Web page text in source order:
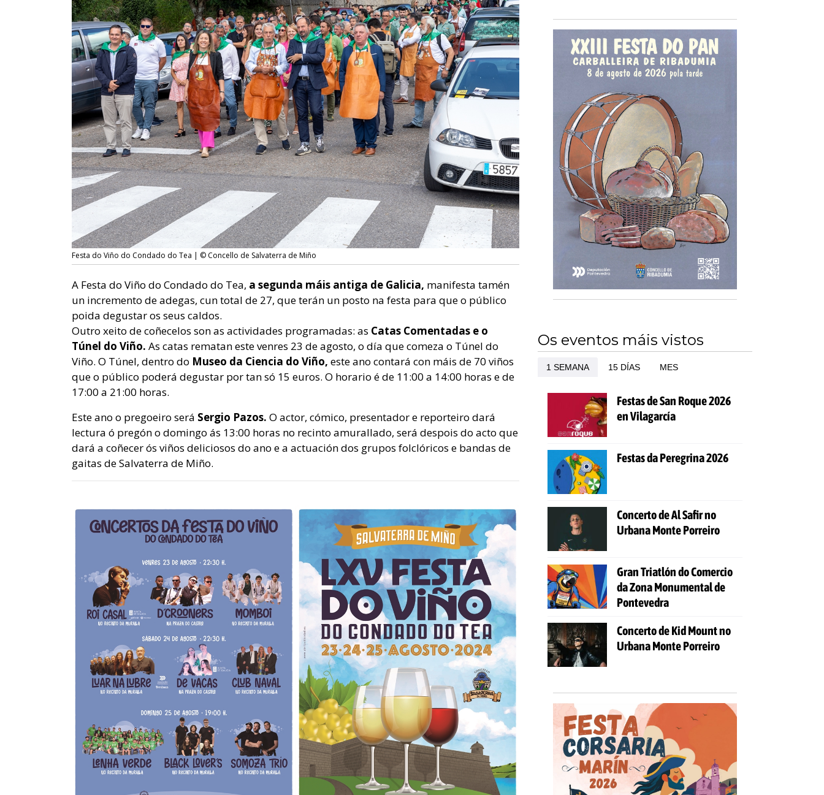
Festa do Viño do Condado do Tea | © Concello de Salvaterra de Miño
A Festa do Viño do Condado do Tea, a segunda máis antiga de Galicia, manifesta tamén
un incremento de adegas, cun total de 27, que terán un posto na festa para que o público
poida degustar os seus caldos.
Outro xeito de coñecelos son as actividades programadas: as Catas Comentadas e o
Túnel do Viño. As catas rematan este venres 23 de agosto, o día que comeza o Túnel do
Viño. O Túnel, dentro do Museo da Ciencia do Viño, este ano contará con máis de 70 viños
que o público poderá degustar por tan só 15 euros. O horario é de 11:00 a 14:00 horas e de
17:00 a 21:00 horas.
Este ano o pregoeiro será Sergio Pazos. O actor, cómico, presentador e reporteiro dará
lectura ó pregón o domingo ás 13:00 horas no recinto amurallado, será despois do acto que
dará a coñecer ós viños deliciosos do ano e a actuación dos grupos folclóricos e bandas de
gaitas de Salvaterra de Miño.
actividades gratuítas
Os eventos máis vistos
1 SEMANA 15 DÍAS MES
Festas de San Roque 2026
en Vilagarcía
Festas da Peregrina 2026
Concerto de Al Safir no
Urbana Monte Porreiro
Gran Triatlón do Comercio
da Zona Monumental de
Pontevedra
Concerto de Kid Mount no
Urbana Monte Porreiro